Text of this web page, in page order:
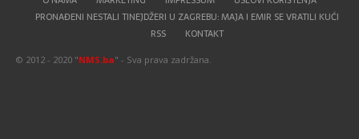
PRONAĐENI NESTALI TINEJDŽERI U ZAGREBU: MAJA I EMIR SE VRATILI KUĆI
RSS
KONTAKT
© 2012 - 2020 "NMS.ba" - Sva prava zadržana.